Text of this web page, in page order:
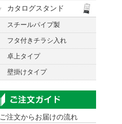
カタログスタンド
スチールパイプ製
フタ付きチラシ入れ
卓上タイプ
壁掛けタイプ
ご注文からお届けの流れ